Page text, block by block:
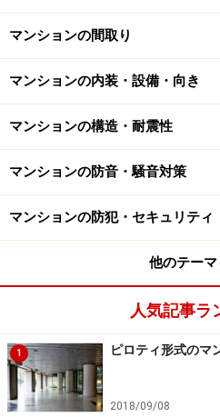
「顔」としてふさわしく、華
す。
プライベートスペース
ースがきちんと分離できるこ
す。洋室（2）は玄関に近く
ング・ダイニング・キッチン
おけば、家族が在宅の時でも
とができます。
マンションの間取り
マンションの内装・設備・向き
マンションの構造・耐震性
マンションの防音・騒音対策
マンションの防犯・セキュリティ
他のテー
人気記事ラ
1 ピロティ形式のマ
2018/09/08